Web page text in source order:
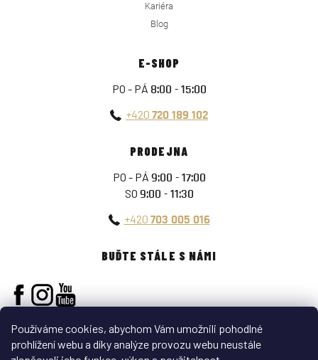
Používáme cookies, abychom Vám umožnili pohodlné
prohlížení webu a díky analýze provozu webu neustále
Kariéra
Blog
E-SHOP
PO - PÁ 8:00 - 15:00
+420 720 189 102
PRODEJNA
PO - PÁ 9:00 - 17:00
SO 9:00 - 11:30
+420 703 005 016
BUĎTE STÁLE S NÁMI